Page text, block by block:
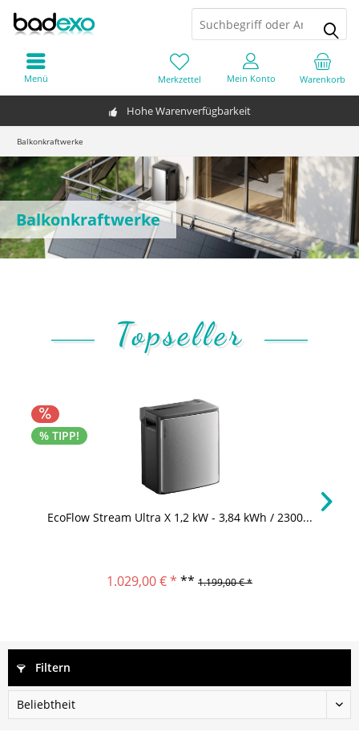
Hohe Warenverfügbarkeit
Warenkorb
Merkzettel Mein Konto
Menü
Balkonkraftwerke
Balkonkraftwerke
Topseller
% TIPP!
EcoFlow Stream Ultra X 1,2 kW - 3,84 kWh / 2300...
1.029,00 € * ** 1.199,00 € *
Filtern